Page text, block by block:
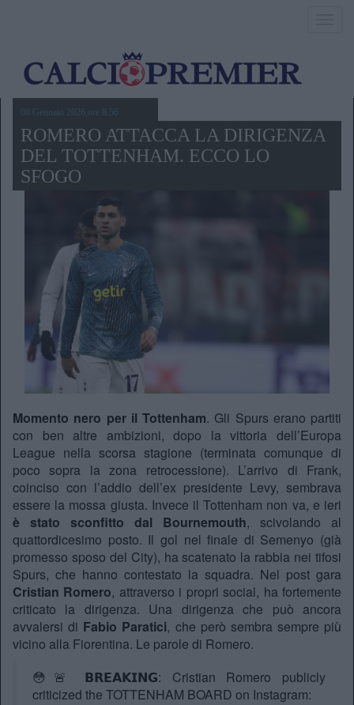
08 Gennaio 2026,ore 8.56
ROMERO ATTACCA LA DIRIGENZA
DEL TOTTENHAM. ECCO LO
SFOGO
Momento nero per il Tottenham. Gli Spurs erano partiti
con ben altre ambizioni, dopo la vittoria dell’Europa
League nella scorsa stagione (terminata comunque di
poco sopra la zona retrocessione). L’arrivo di Frank,
coinciso con l’addio dell’ex presidente Levy, sembrava
essere la mossa giusta. Invece il Tottenham non va, e ieri
è stato sconfitto dal Bournemouth, scivolando al
quattordicesimo posto. Il gol nel finale di Semenyo (già
promesso sposo del City), ha scatenato la rabbia nei tifosi
Spurs, che hanno contestato la squadra. Nel post gara
Cristian Romero, attraverso i propri social, ha fortemente
criticato la dirigenza. Una dirigenza che può ancora
avvalersi di Fabio Paratici, che però sembra sempre più
vicino alla Fiorentina. Le parole di Romero.
😳🚨 𝗕𝗥𝗘𝗔𝗞𝗜𝗡𝗚: Cristian Romero publicly
criticized the TOTTENHAM BOARD on Instagram: